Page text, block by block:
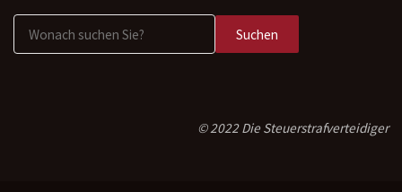
Suchen
© 2022 Die Steuerstrafverteidiger